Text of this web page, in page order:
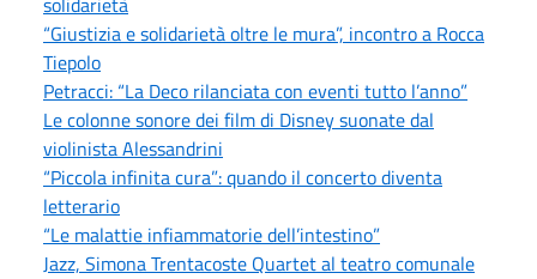
“Giustizia e solidarietà oltre le mura”, incontro a Rocca
Tiepolo
Petracci: “La Deco rilanciata con eventi tutto l’anno”
Le colonne sonore dei film di Disney suonate dal
violinista Alessandrini
“Piccola infinita cura”: quando il concerto diventa
letterario
“Le malattie infiammatorie dell’intestino”
Jazz, Simona Trentacoste Quartet al teatro comunale